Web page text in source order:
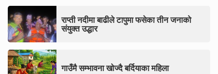
राप्ती नदीमा बाढीले टापुमा फसेका तीन जनाको
संयुक्त उद्धार
गाउँमै सम्भावना खोज्दै बर्दियाका महिला